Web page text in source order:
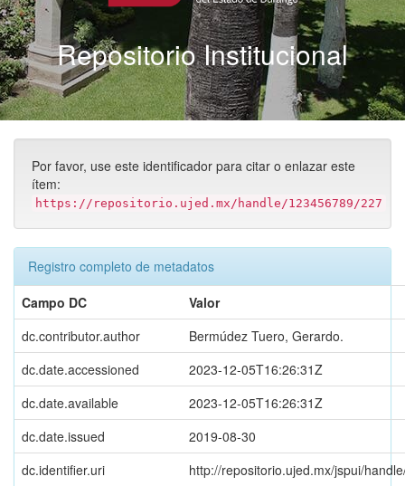
Repositorio Institucional
Por favor, use este identificador para citar o enlazar este
ítem:
https://repositorio.ujed.mx/handle/123456789/227
Registro completo de metadatos
Campo DC
Valor
dc.contributor.author
Bermúdez Tuero, Gerardo.
dc.date.accessioned
2023-12-05T16:26:31Z
dc.date.available
2023-12-05T16:26:31Z
dc.date.issued
2019-08-30
dc.identifier.uri
http://repositorio.ujed.mx/jspui/